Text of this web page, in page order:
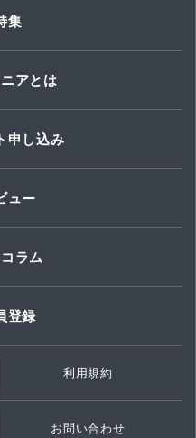
集
アとは
申し込み
ュー
ラム
登録
利用規約
お問い合わせ